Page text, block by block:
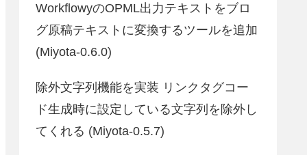
WorkflowyのOPML出力テキストをブロ
グ原稿テキストに変換するツールを追加
(Miyota-0.6.0)
除外文字列機能を実装 リンクタグコー
ド生成時に設定している文字列を除外し
てくれる (Miyota-0.5.7)